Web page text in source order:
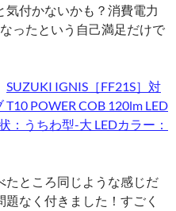
気付かないかも？消費電力
ったという自己満足だけで
SUZUKI IGNIS［FF21S］対
POWER COB 120lm LED
うちわ型-大 LEDカラー：
たところ同じような感じだ
なく付きました！すごく